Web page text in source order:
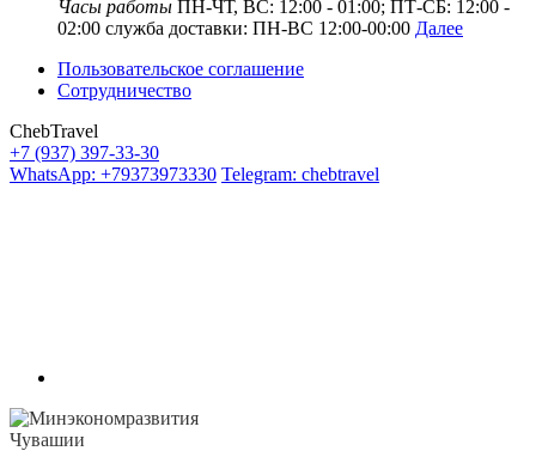
Часы работы ПН-ЧТ, ВС: 12:00 - 01:00; ПТ-СБ: 12:00 -
02:00 служба доставки: ПН-ВС 12:00-00:00 Далее
Пользовательское соглашение
Сотрудничество
ChebTravel
+7 (937) 397-33-30
WhatsApp: +79373973330 Telegram: chebtravel